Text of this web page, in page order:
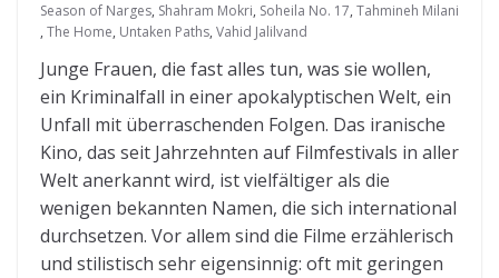
Season of Narges, Shahram Mokri, Soheila No. 17, Tahmineh Milani
, The Home, Untaken Paths, Vahid Jalilvand
Junge Frauen, die fast alles tun, was sie wollen,
ein Kriminalfall in einer apokalyptischen Welt, ein
Unfall mit überraschenden Folgen. Das iranische
Kino, das seit Jahrzehnten auf Filmfestivals in aller
Welt anerkannt wird, ist vielfältiger als die
wenigen bekannten Namen, die sich international
durchsetzen. Vor allem sind die Filme erzählerisch
und stilistisch sehr eigensinnig: oft mit geringen